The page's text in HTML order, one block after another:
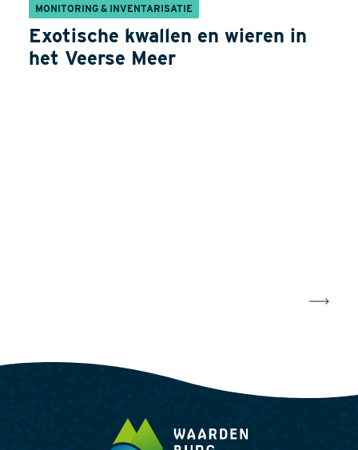
MONITORING & INVENTARISATIE
Exotische kwallen en wieren in
het Veerse Meer